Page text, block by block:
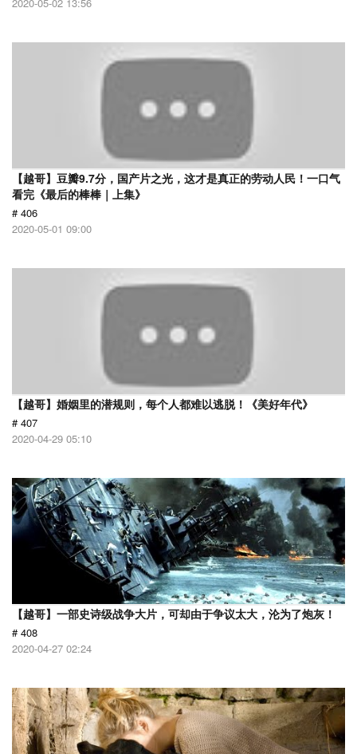
【越哥】豆瓣9.7分，国产片之光，这才是真正的劳动人民！一口气
看完《最后的棒棒｜上集》
# 406
2020-05-01 09:00
【越哥】婚姻里的潜规则，每个人都难以逃脱！《美好年代》
# 407
2020-04-29 05:10
【越哥】一部史诗级战争大片，可却由于争议太大，沦为了炮灰！
# 408
2020-04-27 02:24